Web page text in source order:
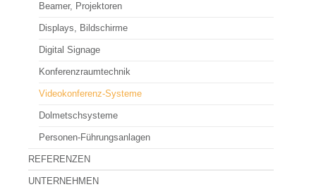
Bildschirme, TV Stative
iPad, iPad Stative
Traversensysteme
Beamer, Projektoren
Displays, Bildschirme
Digital Signage
Konferenzraumtechnik
Videokonferenz-Systeme
Dolmetschsysteme
Personen-Führungsanlagen
REFERENZEN
UNTERNEHMEN